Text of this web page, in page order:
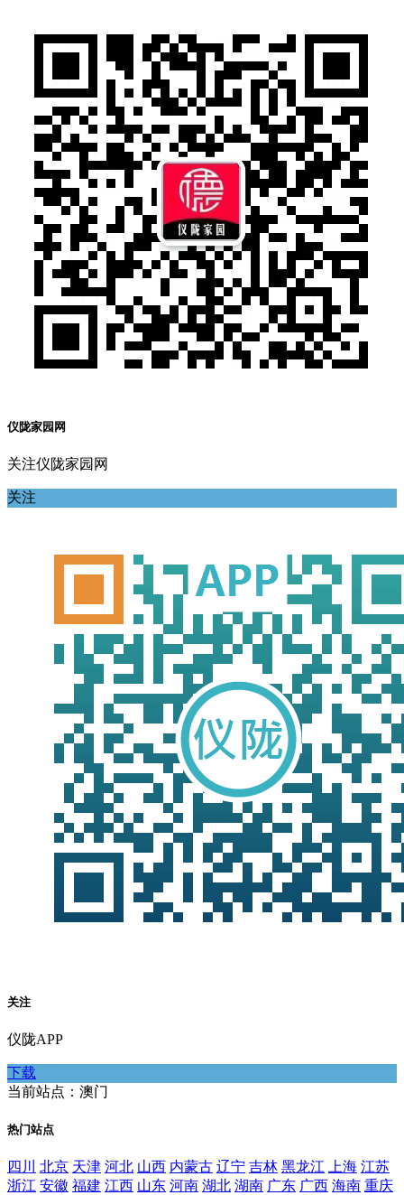
仪陇家园网
关注仪陇家园网
关注
关注
仪陇APP
下载
当前站点：澳门
热门站点
四川 北京 天津 河北 山西 内蒙古 辽宁 吉林 黑龙江 上海 江苏
浙江 安徽 福建 江西 山东 河南 湖北 湖南 广东 广西 海南 重庆